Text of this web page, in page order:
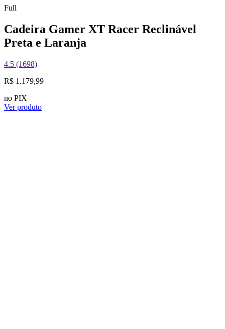
Full
Cadeira Gamer XT Racer Reclinável
Preta e Laranja
4.5 (1698)
R$ 1.179,99
no PIX
Ver produto